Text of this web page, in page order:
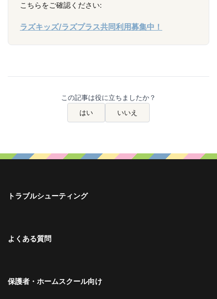
こちらをご確認ください:
ラズキッズ/ラズプラス共同利用募集中！
この記事は役に立ちましたか？
はい
いいえ
トラブルシューティング
よくある質問
保護者・ホームスクール向け